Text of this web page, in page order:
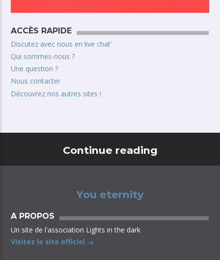
ACCÈS RAPIDE
Discutez avec nous en live chat’
Qui sommes-nous ?
Une question ?
Nous contacter
Découvrez nos autres sites !
Continue reading
You eternity
A PROPOS
Un site de l'association Lights in the dark
Visitez le site officiel